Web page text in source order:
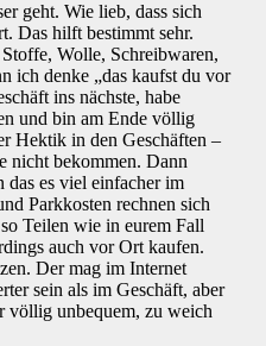
geht. Wie lieb, dass sich
Das hilft bestimmt sehr.
Wolle, Schreibwaren,
ich denke „das kaufst du vor
ins nächste, habe
und bin am Ende völlig
Hektik in den Geschäften –
nicht bekommen. Dann
das es viel einfacher im
Parkkosten rechnen sich
Teilen wie in eurem Fall
auch vor Ort kaufen.
Der mag im Internet
sein als im Geschäft, aber
völlig unbequem, zu weich